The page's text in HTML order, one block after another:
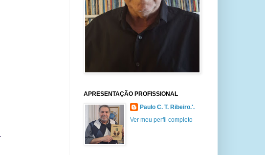
APRESENTAÇÃO PROFISSIONAL
Paulo C. T. Ribeiro.'.
Ver meu perfil completo